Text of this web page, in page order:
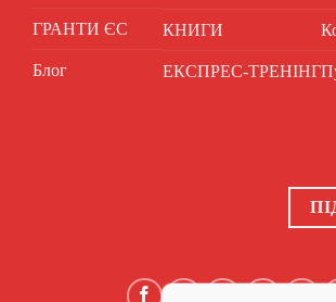
ГРАНТИ ЄС
Блог
КНИГИ
ЕКСПРЕС-ТРЕНІНГ